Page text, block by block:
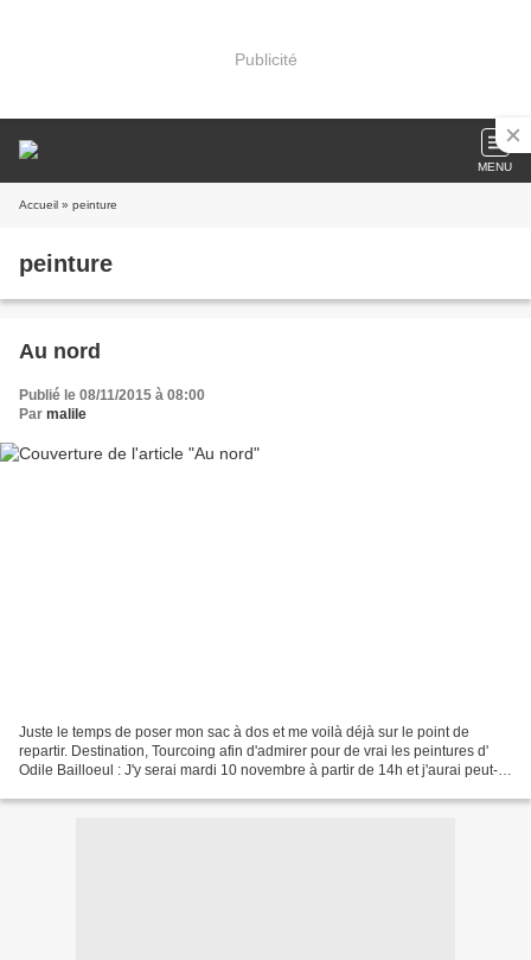
Publicité
MENU
Accueil » peinture
peinture
Au nord
Publié le 08/11/2015 à 08:00
Par malile
Juste le temps de poser mon sac à dos et me voilà déjà sur le point de
repartir. Destination, Tourcoing afin d'admirer pour de vrai les peintures d'
Odile Bailloeul : J'y serai mardi 10 novembre à partir de 14h et j'aurai peut-